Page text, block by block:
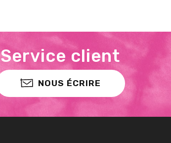
Service client
NOUS ÉCRIRE